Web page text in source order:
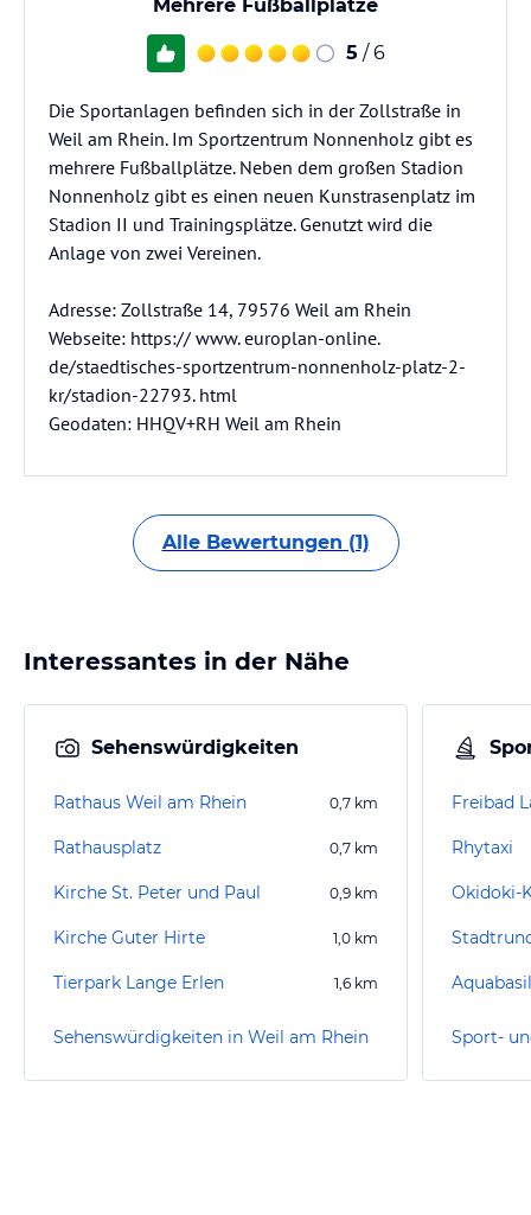
Mehrere Fußballplätze
5 / 6
Die Sportanlagen befinden sich in der Zollstraße in
Weil am Rhein. Im Sportzentrum Nonnenholz gibt es
mehrere Fußballplätze. Neben dem großen Stadion
Nonnenholz gibt es einen neuen Kunstrasenplatz im
Stadion II und Trainingsplätze. Genutzt wird die
Anlage von zwei Vereinen.
Adresse: Zollstraße 14, 79576 Weil am Rhein
Webseite: https:// www. europlan-online.
de/staedtisches-sportzentrum-nonnenholz-platz-2-
kr/stadion-22793. html
Geodaten: HHQV+RH Weil am Rhein
Alle Bewertungen (1)
Interessantes in der Nähe
Sehenswürdigkeiten
Rathaus Weil am Rhein 0,7 km
Rathausplatz 0,7 km
Kirche St. Peter und Paul 0,9 km
Kirche Guter Hirte 1,0 km
Tierpark Lange Erlen 1,6 km
Sehenswürdigkeiten in Weil am Rhein
Freibad
Rhytaxi
Okidoki-